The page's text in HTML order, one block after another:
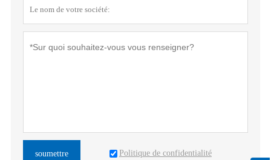
soumettre Politique de confidentialité